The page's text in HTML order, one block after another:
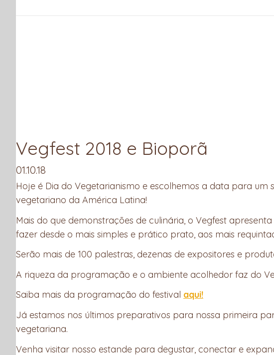
Vegfest 2018 e Bioporã
01.10.18
Hoje é Dia do Vegetarianismo e escolhemos a data para
vegetariano da América Latina!
Mais do que demonstrações de culinária, o Vegfest
fazer desde o mais simples e prático prato, aos mais
Serão mais de 100 palestras, dezenas de expositores e
A riqueza da programação e o ambiente acolhedor faz do
Saiba mais da programação do festival aqui!
Já estamos nos últimos preparativos para nossa primeira
vegetariana.
Venha visitar nosso estande para degustar, conectar e